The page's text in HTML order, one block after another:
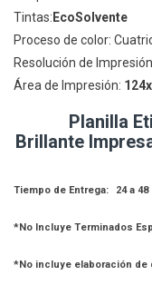
Tintas: EcoSolvente
Proceso de color:
Resolución de
Área de Impresión: 124
Planilla
Brillante
Tiempo de Entrega: 24 a 48
*No Incluye Terminados
*No incluye elaboración de